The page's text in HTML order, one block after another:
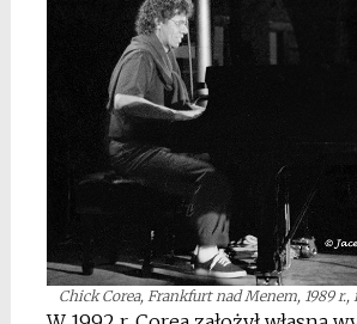
Chick Corea, Frankfurt nad Menem, 1989 r.,